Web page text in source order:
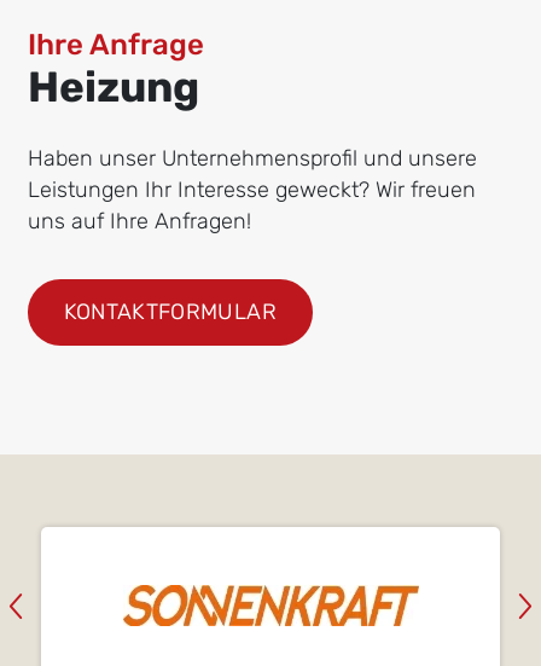
Ihre Anfrage
Heizung
Haben unser Unternehmensprofil und unsere
Leistungen Ihr Interesse geweckt? Wir freuen
uns auf Ihre Anfragen!
KONTAKTFORMULAR